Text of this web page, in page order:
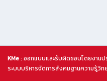
KMe: ออกแบบและรับผิดชอบโดยงาน
ระบบบริหารจัดการสังคมฐานความรู้วิ